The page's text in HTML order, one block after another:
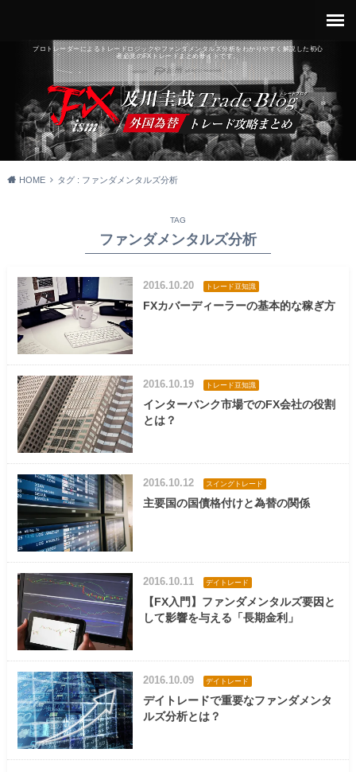
プロトレーダーによるトレードロジックやファンダメンタルズ分析をわかりやすく解説した初心
者必見のFXトレードまとめサイトです。
HOME タグ : ファンダメンタルズ分析
TAG
ファンダメンタルズ分析
2016.10.20 トレード豆知識
FXカバーディーラーの基本的な稼ぎ方
2016.10.19 トレード豆知識
インターバンク市場でのFX会社の役割
とは？
2016.10.12 スイングトレード
主要国の国債格付けと為替の関係
2016.10.11 デイトレード
【FX入門】ファンダメンタルズ要因と
して影響を与える「長期金利」
2016.10.09 デイトレード
デイトレードで重要なファンダメンタ
ルズ分析とは？